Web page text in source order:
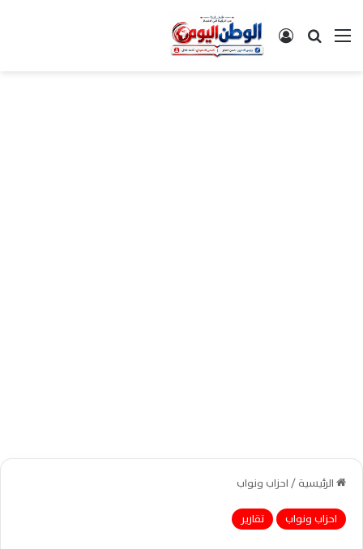
القائمةبحث عن تسجيل الدخول
الرئيسية/احزاب ونواب
احزاب ونواب
تقارير